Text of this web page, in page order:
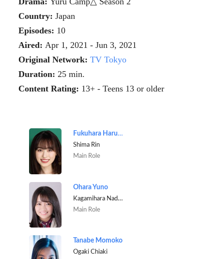
Country: Japan
Episodes: 10
Aired: Apr 1, 2021 - Jun 3, 2021
Original Network: TV Tokyo
Duration: 25 min.
Content Rating: 13+ - Teens 13 or older
Fukuhara Haruka
Shima Rin
Main Role
Ohara Yuno
Kagamihara Nadeshiko
Main Role
Tanabe Momoko
Ogaki Chiaki